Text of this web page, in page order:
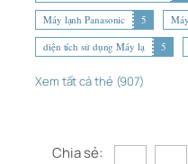
Máy lạnh Panasonic
5
diện tích sử dụng Máy lạ
5
Xem tất cả thẻ (907)
Chia sẻ: